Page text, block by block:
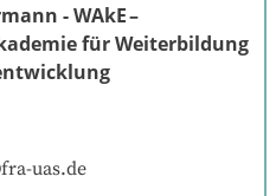
-WAkE –
für Weiterbildung
uas.de